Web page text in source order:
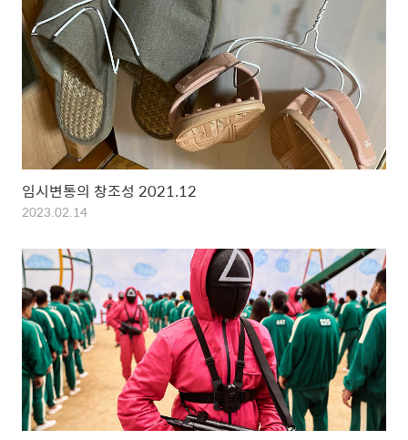
임시변통의 창조성 2021.12
2023.02.14